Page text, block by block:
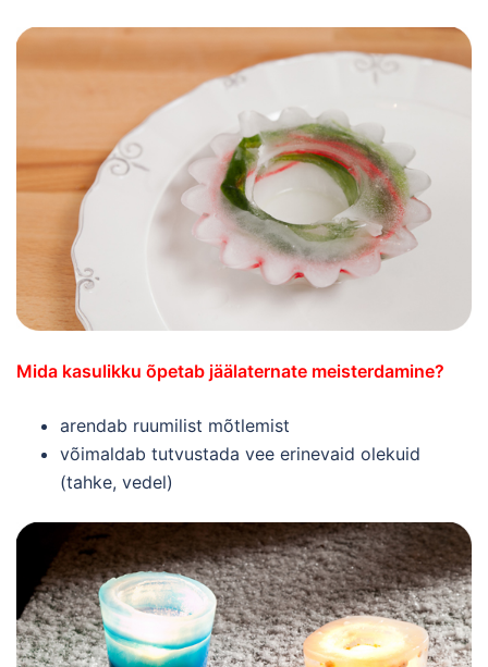
Mida kasulikku õpetab jäälaternate meisterdamine?
arendab ruumilist mõtlemist
võimaldab tutvustada vee erinevaid olekuid
(tahke, vedel)